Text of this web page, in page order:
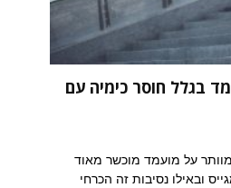
בגלל חוסר כימיה עם
מוותר על מועמד מוכשר מאוד
ובאילו נסיבות זה הכרחי